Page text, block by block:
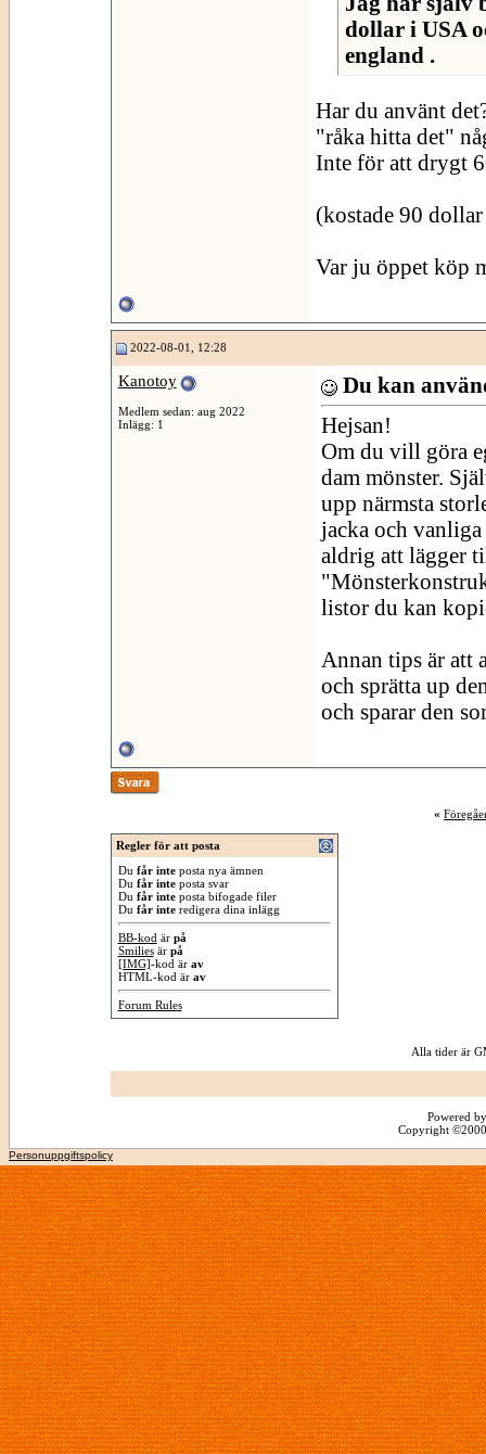
dollar i USA
england .
Har du använt
"råka hitta det"
Inte för att drygt
(kostade 90
Var ju öppet köp
2022-08-01, 12:28
Kanotoy
Medlem sedan: aug 2022
Inlägg: 1
Du kan
Hejsan!
Om du vill göra
dam mönster.
upp närmsta
jacka och
aldrig att lägger
listor du kan
Annan tips är att
och sprätta up
och sparar den
«
Regler för att posta
Du får inteposta nya ämnen
Du får inteposta svar
Du får inteposta bifogade filer
Du får interedigera dina inlägg
BB-kod är på
Smiliesär på
[IMG]-kod är av
HTML-kod är av
Forum Rules
Alla tider är
Powered
Copyright
Personuppgiftspolicy